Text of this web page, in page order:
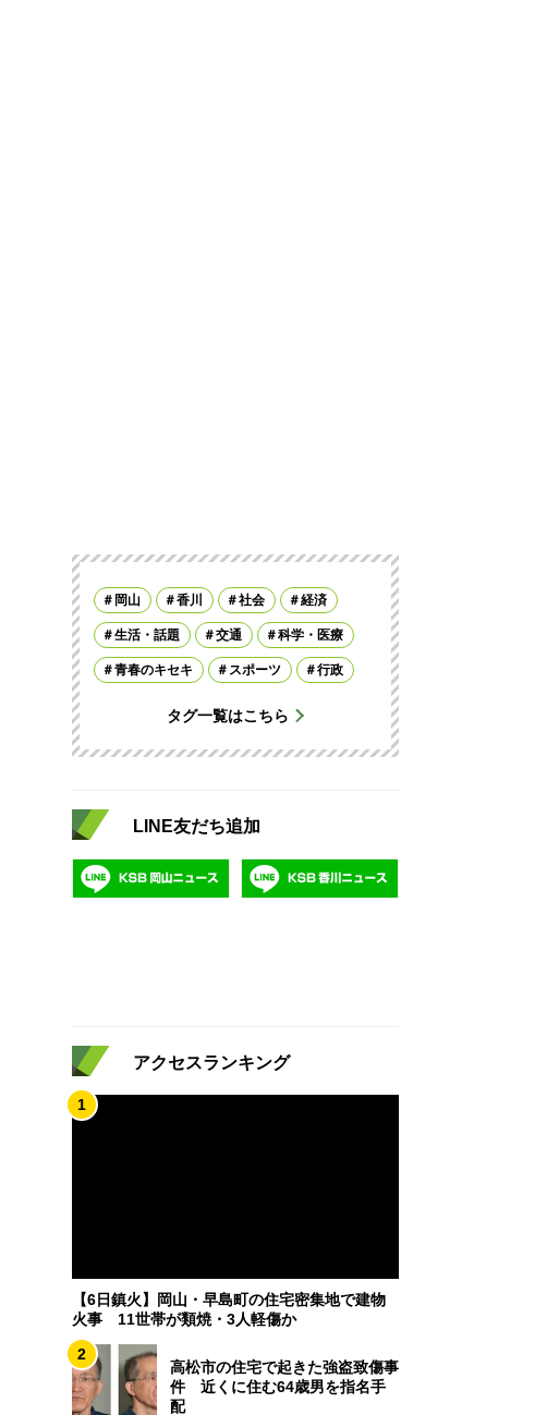
岡山 香川 社会 経済
生活・話題 交通 科学・医療
青春のキセキ スポーツ 行政
タグ一覧はこちら
LINE友だち追加
アクセスランキング
1
【6日鎮火】岡山・早島町の住宅密集地で建物
火事 11世帯が類焼・3人軽傷か
2
高松市の住宅で起きた強盗致傷事
件 近くに住む64歳男を指名手
配